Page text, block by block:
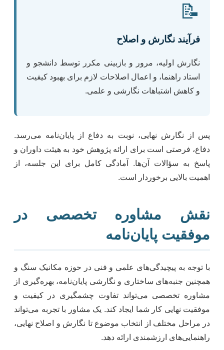
📝
فرآیند نگارش و اصلاح
نگارش اولیه، مرور و بازبینی مکرر توسط دانشجو و
استاد راهنما، و اعمال اصلاحات لازم برای بهبود کیفیت
و کاهش اشتباهات نگارشی و علمی.
پس از نگارش نهایی، نوبت به دفاع از پایان‌نامه می‌رسد.
دفاع، فرصتی است برای ارائه پژوهش خود به هیئت داوران و
پاسخ به سؤالات آن‌ها. آمادگی کامل برای این جلسه، از
اهمیت بالایی برخوردار است.
نقش مشاوره تخصصی در
موفقیت پایان‌نامه
با توجه به پیچیدگی‌های علمی و فنی در حوزه مکانیک سنگ و
همچنین جنبه‌های ساختاری و نگارشی پایان‌نامه، بهره‌گیری از
مشاوره تخصصی می‌تواند تفاوت چشمگیری در کیفیت و
موفقیت نهایی کار شما ایجاد کند. یک مشاور با تجربه می‌تواند
در مراحل مختلف از انتخاب موضوع تا نگارش و اصلاح نهایی،
راهنمایی‌های ارزشمندی ارائه دهد.